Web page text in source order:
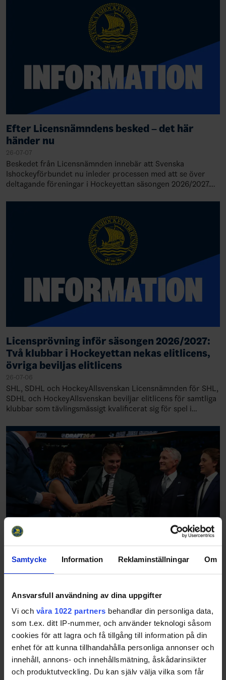
Samtycke Information Reklaminställningar Om
Ansvarsfull användning av dina uppgifter
Vi och våra 1022 partners behandlar din personliga data,
som t.ex. ditt IP-nummer, och använder teknologi såsom
cookies för att lagra och få tillgång till information på din
enhet för att kunna tillhandahålla personliga annonser och
innehåll, annons- och innehållsmätning, åskådarinsikter
och produktutveckling. Du kan själv välja vilka som får
Efter Licensnämndens besked – det här
händer nu
26-07-07
Beskedet från Licensnämnden innebär att Svenska
Ishockeyförbundet nu inleder processen med att se över
deltagande föreningar i Hockeyettan säsongen 2026/2027.
Licensprövning inför säsongen 2026/2027:
Två klubbar i Hockeyettan nekas elitlicens,
övriga beviljas elitlicens
26-07-06
SHL, SDHL och HockeyAllsvenskan Licensnämnden för SHL,
SDHL och HockeyAllsvenskan beviljar elitlicens för samtliga
klubbar som tävlingsmässigt kvalificerat sig för spel i
24 svenska spelare valdes i NHL-draften
2026
Det blev San José Sharks som valde Ivar Stenberg. Frölunda-
forwarden sällar sig därmed till en exklusiv skara svenska
spelare, som har gått topp två i NHL-draften: 1: Mats Sundin,
Quebec, 19891: Rasmu…
Share FacebookTwitterEmail Print